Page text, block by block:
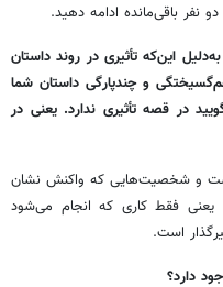
دو نفر باقیمانده ادامه دهید.
بهدلیل اینکه تأثیری در روند داستان
گسیختگی و چندپارگی داستان شما
در قصه تأثیری ندارد.یعنی در
و شخصیتهایی که واکنش نشان
یعنی فقط کاری که انجام میشود
است.
دارد؟